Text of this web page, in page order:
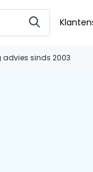
advies sinds 2003